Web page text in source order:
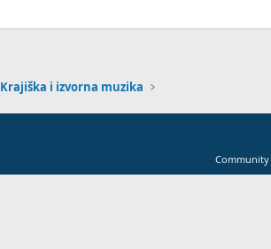
Krajiška i izvorna muzika